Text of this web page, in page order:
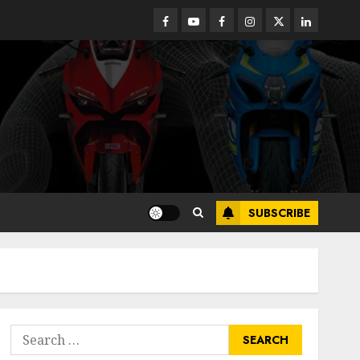
Facebook
YoutubeFacebookInstagram
Twitterlinkedin
SUBSCRIBE
Search
for: